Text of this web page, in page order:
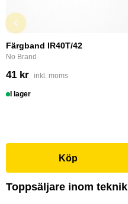
Färgband IR40T/42
No Brand
41 kr inkl. moms
I lager
Köp
Toppsäljare inom teknik